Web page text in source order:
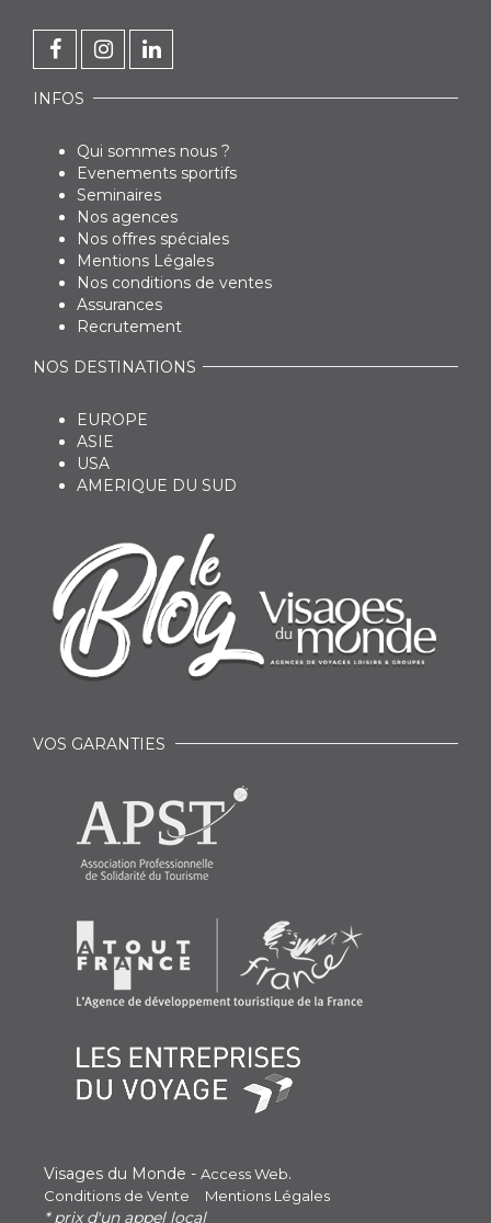
INFOS
Qui sommes nous ?
Evenements sportifs
Seminaires
Nos agences
Nos offres spéciales
Mentions Légales
Nos conditions de ventes
Assurances
Recrutement
NOS DESTINATIONS
EUROPE
ASIE
USA
AMERIQUE DU SUD
VOS GARANTIES
Visages du Monde - Access Web.
Conditions de Vente Mentions Légales
* prix d'un appel local